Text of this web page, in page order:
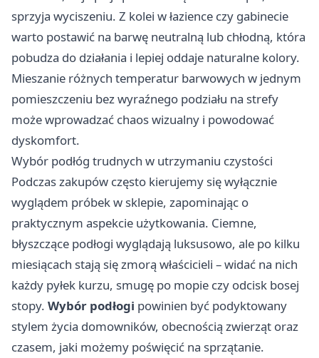
sprzyja wyciszeniu. Z kolei w łazience czy gabinecie
warto postawić na barwę neutralną lub chłodną, która
pobudza do działania i lepiej oddaje naturalne kolory.
Mieszanie różnych temperatur barwowych w jednym
pomieszczeniu bez wyraźnego podziału na strefy
może wprowadzać chaos wizualny i powodować
dyskomfort.
Wybór podłóg trudnych w utrzymaniu czystości
Podczas zakupów często kierujemy się wyłącznie
wyglądem próbek w sklepie, zapominając o
praktycznym aspekcie użytkowania. Ciemne,
błyszczące podłogi wyglądają luksusowo, ale po kilku
miesiącach stają się zmorą właścicieli – widać na nich
każdy pyłek kurzu, smugę po mopie czy odcisk bosej
stopy. Wybór podłogi powinien być podyktowany
stylem życia domowników, obecnością zwierząt oraz
czasem, jaki możemy poświęcić na sprzątanie.